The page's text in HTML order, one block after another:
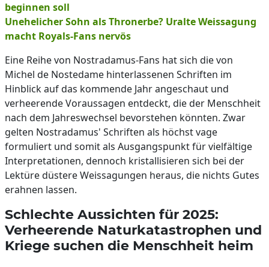
beginnen soll
Unehelicher Sohn als Thronerbe? Uralte Weissagung
macht Royals-Fans nervös
Eine Reihe von Nostradamus-Fans hat sich die von
Michel de Nostedame hinterlassenen Schriften im
Hinblick auf das kommende Jahr angeschaut und
verheerende Voraussagen entdeckt, die der Menschheit
nach dem Jahreswechsel bevorstehen könnten. Zwar
gelten Nostradamus' Schriften als höchst vage
formuliert und somit als Ausgangspunkt für vielfältige
Interpretationen, dennoch kristallisieren sich bei der
Lektüre düstere Weissagungen heraus, die nichts Gutes
erahnen lassen.
Schlechte Aussichten für 2025:
Verheerende Naturkatastrophen und
Kriege suchen die Menschheit heim